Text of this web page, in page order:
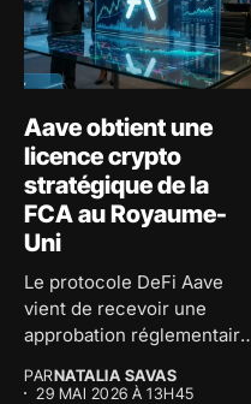
Aave obtient une
licence crypto
stratégique de la
FCA au Royaume-
Uni
Le protocole DeFi Aave
vient de recevoir une
approbation réglementaire
PARNATALIA SAVAS
29 MAI 2026 À 13H45